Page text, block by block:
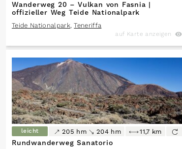
Wanderweg 20 – Vulkan von Fasnia |
offizieller Weg Teide Nationalpark
Teide Nationalpark, Teneriffa
auf Karte anzeigen
leicht 205 hm 204 hm 11,7 km
Rundwanderweg Sanatorio